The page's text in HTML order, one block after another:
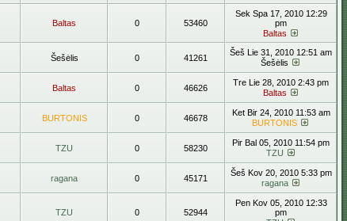
Baltas 0 53460
Sek Spa 17, 2010 12:29
pm
Baltas
Šešėlis 0 41261
Šeš Lie 31, 2010 12:51 am
Šešėlis
Baltas 0 46626
Tre Lie 28, 2010 2:43 pm
Baltas
BURTONIS 0 46678
Ket Bir 24, 2010 11:53 am
BURTONIS
TZU 0 58230
Pir Bal 05, 2010 11:54 pm
TZU
ragana 0 45171
Šeš Kov 20, 2010 5:33 pm
ragana
TZU 0 52944
Pen Kov 05, 2010 12:33
pm